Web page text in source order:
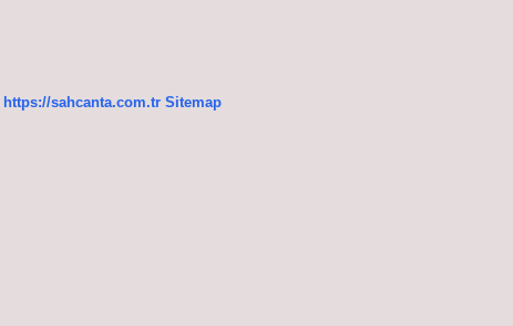
https://sahcanta.com.tr Sitemap